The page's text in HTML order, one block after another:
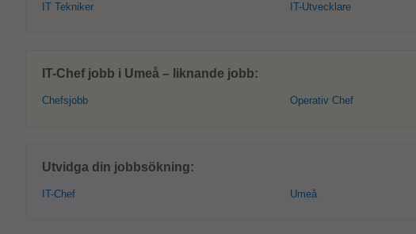
IT Tekniker IT-Utvecklare
IT-Chef jobb i Umeå – liknande jobb:
Chefsjobb Operativ Chef
Utvidga din jobbsökning:
IT-Chef Umeå